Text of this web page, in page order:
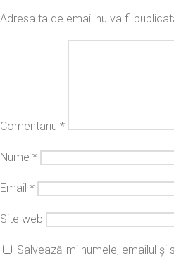
Adresa ta de email nu va fi
Comentariu *
Nume *
Email *
Site web
Salvează-mi numele, emailul